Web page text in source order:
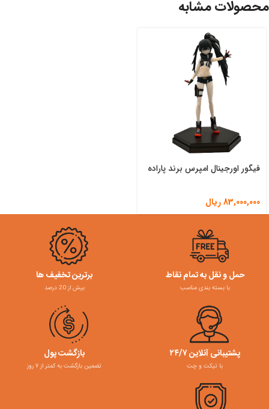
محصولات مشابه
فیگور اورجینال امپرس برند پاراده
83,000,000ریال
حمل و نقل به تمام نقاط
با بسته بندی مناسب
برترین تخفیف ها
بیش از 20 درصد
پشتیبانی آنلاین ۲۴/۷
با تیکت و چت
بازگشت پول
تضمین بازگشت به کمتر از ۷ روز